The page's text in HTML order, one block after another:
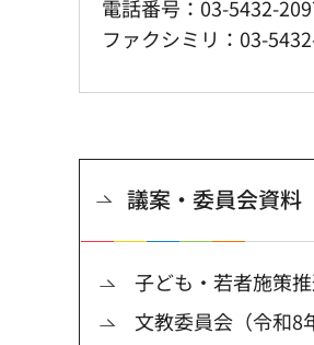
電話番号：03-5432-
ファクシミリ：03-
議案・委員会資料
子ども・若者施策
文教委員会（令和8